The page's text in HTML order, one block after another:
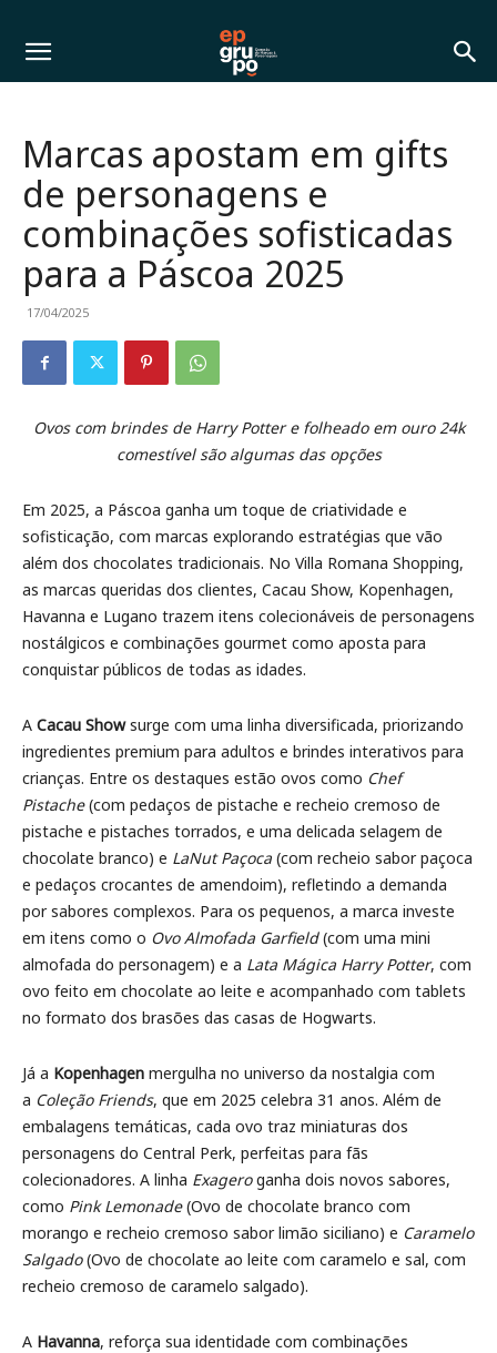
Marcas apostam em gifts
de personagens e
combinações sofisticadas
para a Páscoa 2025
17/04/2025
Ovos com brindes de Harry Potter e folheado em ouro 24k
comestível são algumas das opções
Em 2025, a Páscoa ganha um toque de criatividade e
sofisticação, com marcas explorando estratégias que vão
além dos chocolates tradicionais. No Villa Romana Shopping,
as marcas queridas dos clientes, Cacau Show, Kopenhagen,
Havanna e Lugano trazem itens colecionáveis de personagens
nostálgicos e combinações gourmet como aposta para
conquistar públicos de todas as idades.
A Cacau Showsurge com uma linha diversificada, priorizando
ingredientes premium para adultos e brindes interativos para
crianças. Entre os destaques estão ovos como Chef
Pistache(com pedaços de pistache e recheio cremoso de
pistache e pistaches torrados, e uma delicada selagem de
chocolate branco) e LaNut Paçoca (com recheio sabor paçoca
e pedaços crocantes de amendoim), refletindo a demanda
por sabores complexos. Para os pequenos, a marca investe
em itens como o Ovo Almofada Garfield(com uma mini
almofada do personagem) e a Lata Mágica Harry Potter, com
ovo feito em chocolate ao leite e acompanhado com tablets
no formato dos brasões das casas de Hogwarts.
Já a Kopenhagen mergulha no universo da nostalgia com
a Coleção Friends, que em 2025 celebra 31 anos. Além de
embalagens temáticas, cada ovo traz miniaturas dos
personagens do Central Perk, perfeitas para fãs
colecionadores. A linha Exageroganha dois novos sabores,
como Pink Lemonade(Ovo de chocolate branco com
morango e recheio cremoso sabor limão siciliano) e Caramelo
Salgado(Ovo de chocolate ao leite com caramelo e sal, com
recheio cremoso de caramelo salgado).
A Havanna, reforça sua identidade com combinações